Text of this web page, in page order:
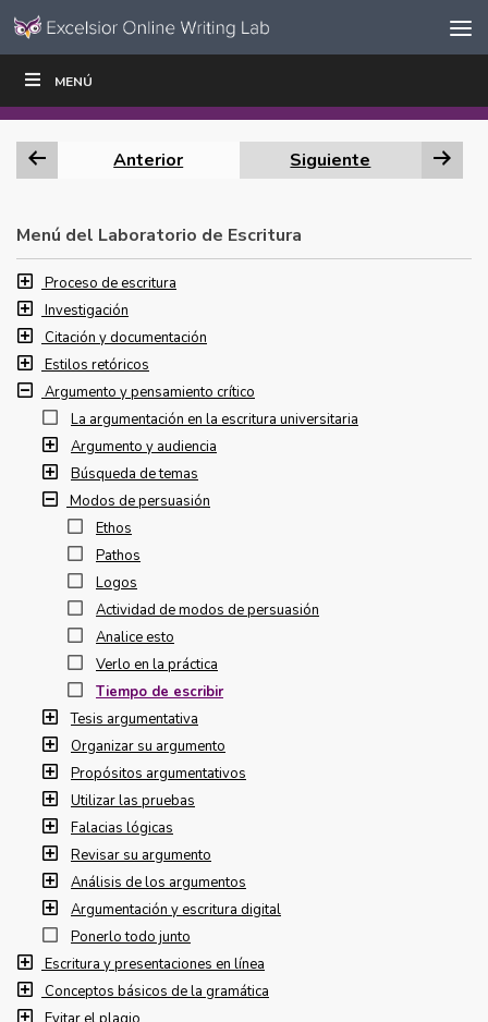
Ir al contenido
navegación
MENÚ
ESCRIBIR
Anterior Siguiente
Menú del Laboratorio de Escritura
Proceso de escritura
Investigación
Citación y documentación
Estilos retóricos
Argumento y pensamiento crítico
La argumentación en la escritura universitaria
Argumento y audiencia
Búsqueda de temas
Modos de persuasión
Ethos
Pathos
Logos
Actividad de modos de persuasión
Analice esto
Verlo en la práctica
Tiempo de escribir
Tesis argumentativa
Organizar su argumento
Propósitos argumentativos
Utilizar las pruebas
Falacias lógicas
Revisar su argumento
Análisis de los argumentos
Argumentación y escritura digital
Ponerlo todo junto
Escritura y presentaciones en línea
Conceptos básicos de la gramática